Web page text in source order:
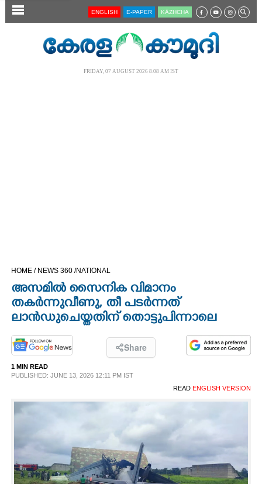
SECTIONS
CINEMA
OPINION
PHOTOS
LIFESTYLE
SPIRITUAL
ART
ENGLISH E-PAPER KĀZHCHA
FRIDAY, 07 AUGUST 2026 8.08 AM IST
HOME / NEWS 360 /NATIONAL
അസമിൽ സൈനിക വിമാനം
തകർന്നുവീണു, തീ പടർന്നത്
ലാൻഡുചെയ്തതിന് തൊട്ടുപിന്നാലെ
Share
1 MIN READ
PUBLISHED: JUNE 13, 2026 12:11 PM IST
READ ENGLISH VERSION